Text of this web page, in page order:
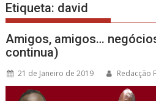
Etiqueta: david
Amigos, amigos…
continua)
21 de Janeiro de 2019 Redacção